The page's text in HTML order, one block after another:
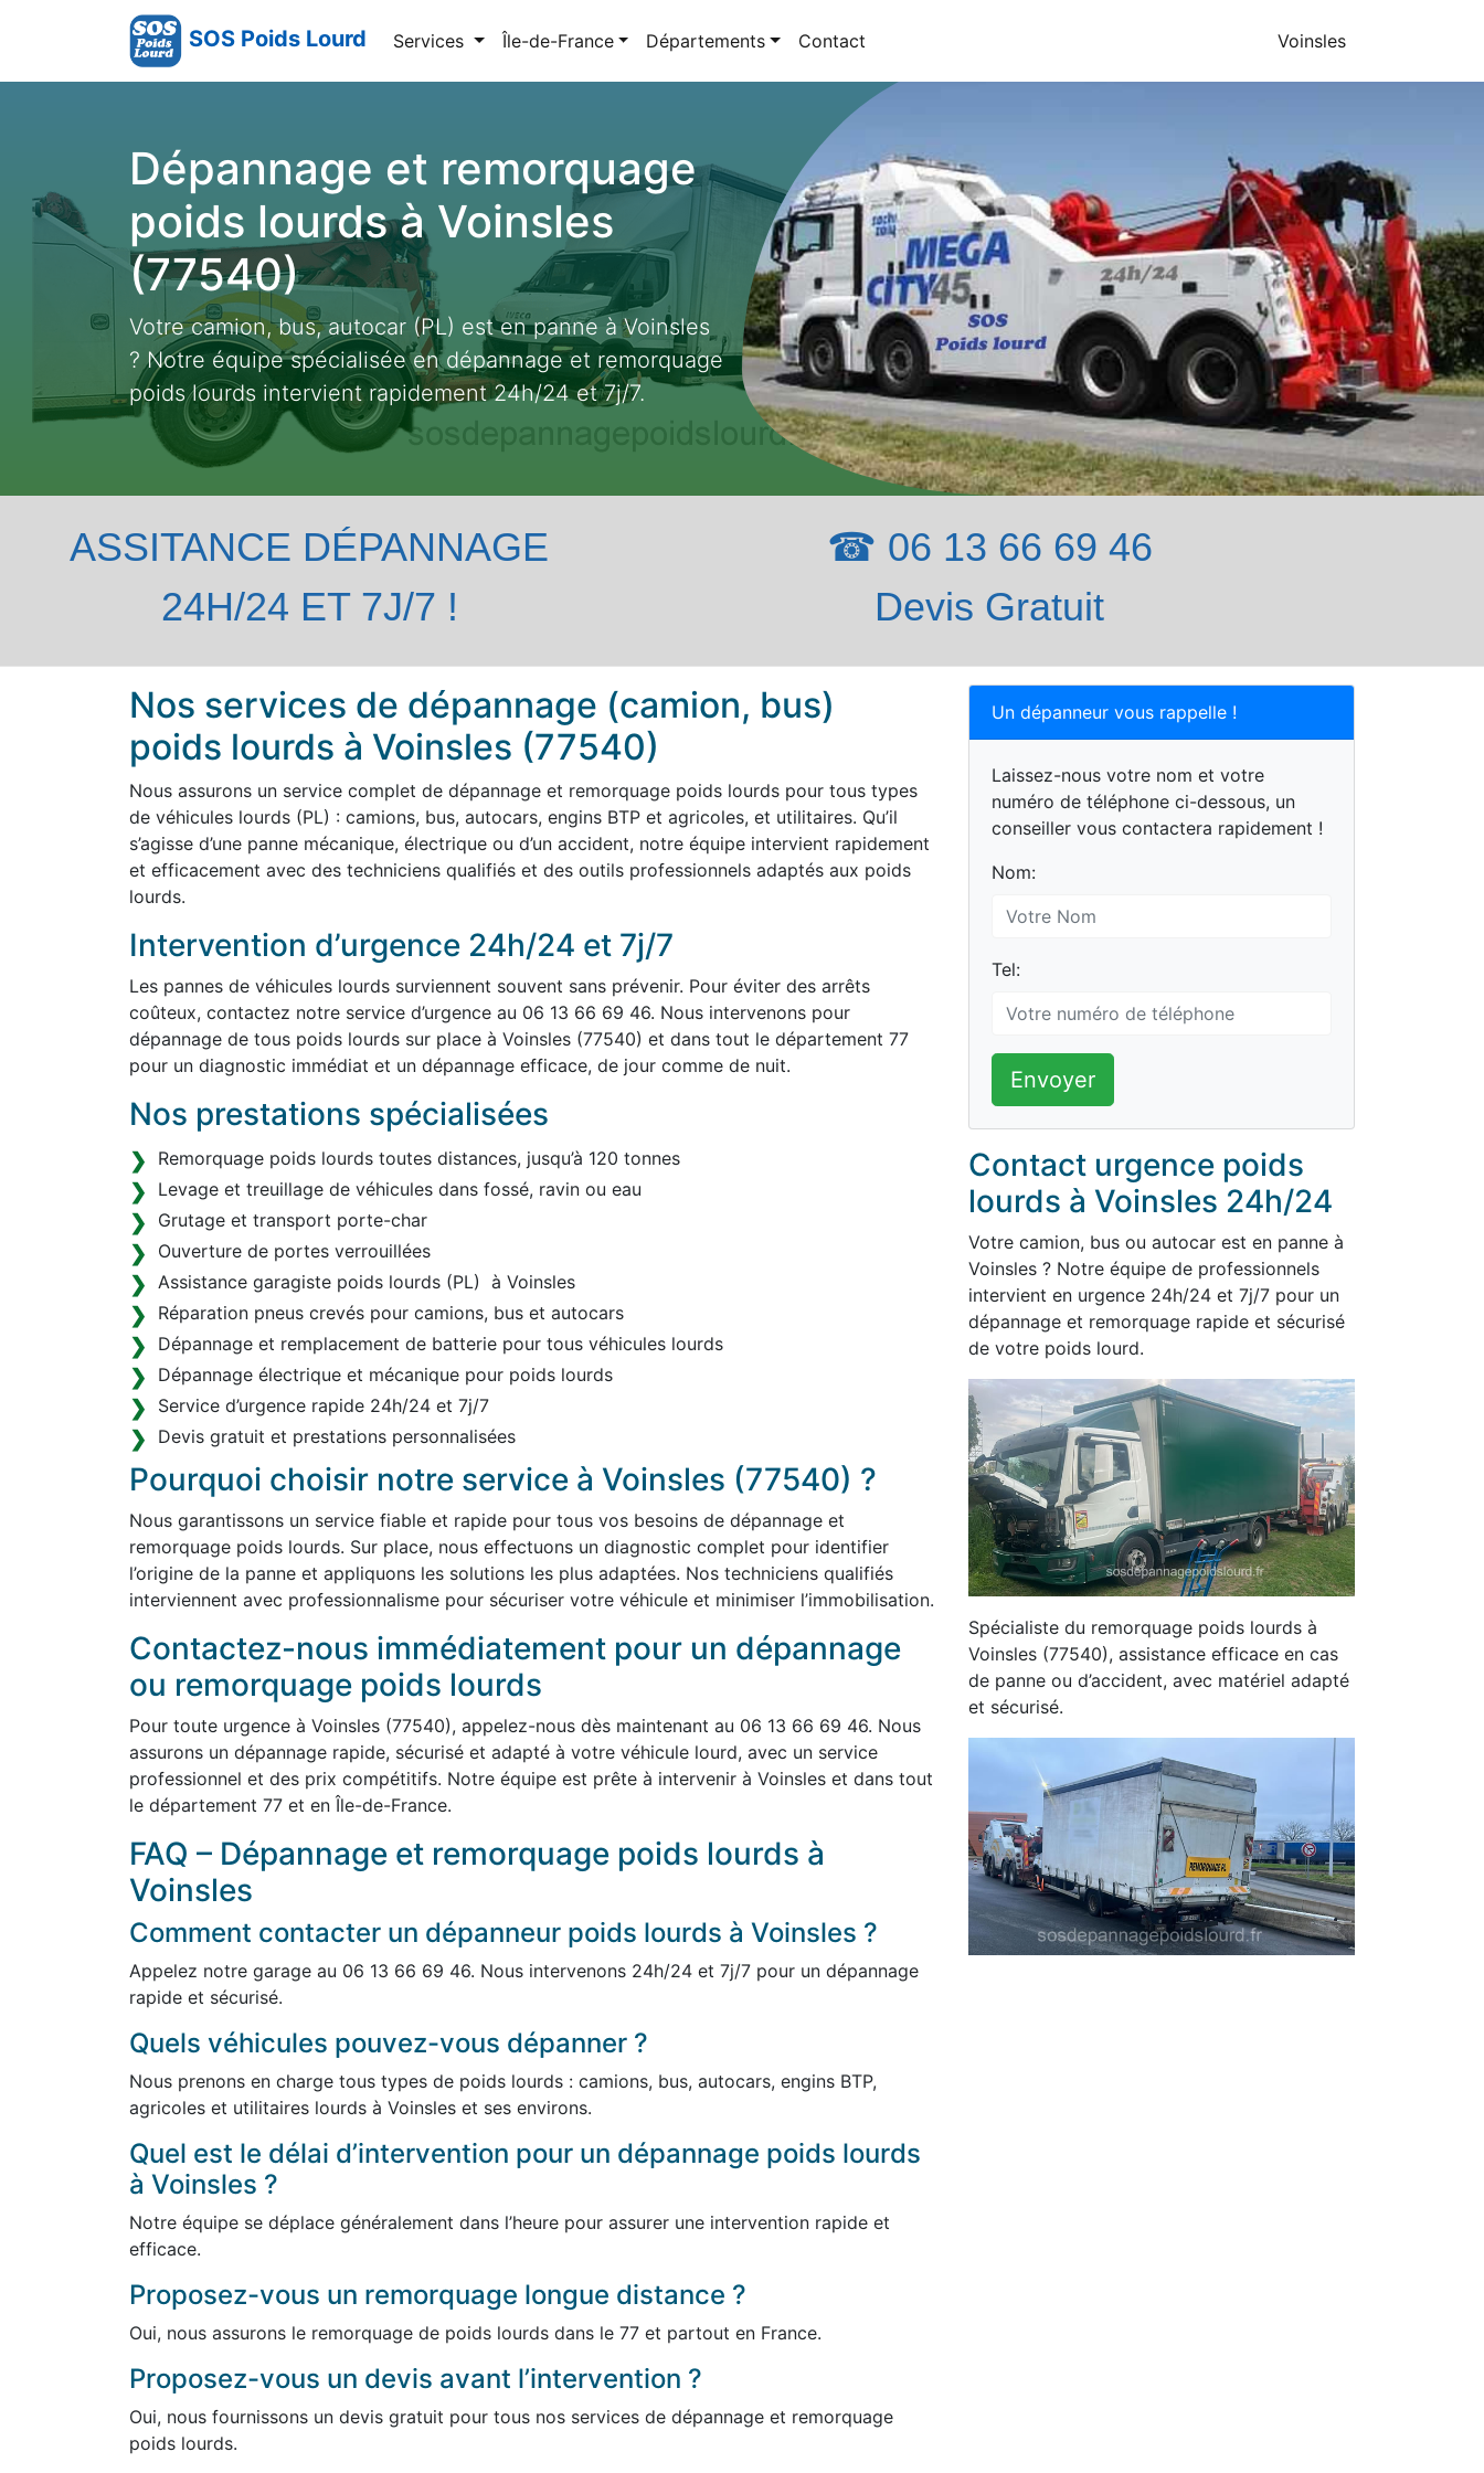
SOS Poids Lourd Services Île-de-France Départements Contact Voinsles
Dépannage et remorquage
poids lourds à Voinsles
(77540)
Votre camion, bus, autocar (PL) est en panne à Voinsles
? Notre équipe spécialisée en dépannage et remorquage
poids lourds intervient rapidement 24h/24 et 7j/7.
ASSITANCE DÉPANNAGE
24H/24 ET 7J/7 !
☎ 06 13 66 69 46
Devis Gratuit
Nos services de dépannage (camion, bus)
poids lourds à Voinsles (77540)
Nous assurons un service complet de dépannage et remorquage poids lourds pour tous types
de véhicules lourds (PL) : camions, bus, autocars, engins BTP et agricoles, et utilitaires. Qu’il
s’agisse d’une panne mécanique, électrique ou d’un accident, notre équipe intervient rapidement
et efficacement avec des techniciens qualifiés et des outils professionnels adaptés aux poids
lourds.
Intervention d’urgence 24h/24 et 7j/7
Les pannes de véhicules lourds surviennent souvent sans prévenir. Pour éviter des arrêts
coûteux, contactez notre service d’urgence au 06 13 66 69 46. Nous intervenons pour
dépannage de tous poids lourds sur place à Voinsles (77540) et dans tout le département 77
pour un diagnostic immédiat et un dépannage efficace, de jour comme de nuit.
Nos prestations spécialisées
Remorquage poids lourds toutes distances, jusqu’à 120 tonnes
Levage et treuillage de véhicules dans fossé, ravin ou eau
Grutage et transport porte-char
Ouverture de portes verrouillées
Assistance garagiste poids lourds (PL) à Voinsles
Réparation pneus crevés pour camions, bus et autocars
Dépannage et remplacement de batterie pour tous véhicules lourds
Dépannage électrique et mécanique pour poids lourds
Service d’urgence rapide 24h/24 et 7j/7
Devis gratuit et prestations personnalisées
Pourquoi choisir notre service à Voinsles (77540) ?
Nous garantissons un service fiable et rapide pour tous vos besoins de dépannage et
remorquage poids lourds. Sur place, nous effectuons un diagnostic complet pour identifier
l’origine de la panne et appliquons les solutions les plus adaptées. Nos techniciens qualifiés
interviennent avec professionnalisme pour sécuriser votre véhicule et minimiser l’immobilisation.
Contactez-nous immédiatement pour un dépannage
ou remorquage poids lourds
Pour toute urgence à Voinsles (77540), appelez-nous dès maintenant au 06 13 66 69 46. Nous
assurons un dépannage rapide, sécurisé et adapté à votre véhicule lourd, avec un service
professionnel et des prix compétitifs. Notre équipe est prête à intervenir à Voinsles et dans tout
le département 77 et en Île-de-France.
FAQ – Dépannage et remorquage poids lourds à
Voinsles
Comment contacter un dépanneur poids lourds à Voinsles ?
Appelez notre garage au 06 13 66 69 46. Nous intervenons 24h/24 et 7j/7 pour un dépannage
rapide et sécurisé.
Quels véhicules pouvez-vous dépanner ?
Nous prenons en charge tous types de poids lourds : camions, bus, autocars, engins BTP,
agricoles et utilitaires lourds à Voinsles et ses environs.
Quel est le délai d’intervention pour un dépannage poids lourds
à Voinsles ?
Notre équipe se déplace généralement dans l’heure pour assurer une intervention rapide et
efficace.
Proposez-vous un remorquage longue distance ?
Oui, nous assurons le remorquage de poids lourds dans le 77 et partout en France.
Proposez-vous un devis avant l’intervention ?
Oui, nous fournissons un devis gratuit pour tous nos services de dépannage et remorquage
poids lourds.
Un dépanneur vous rappelle !
Laissez-nous votre nom et votre
numéro de téléphone ci-dessous, un
conseiller vous contactera rapidement !
Nom:
Tel:
Envoyer
Contact urgence poids
lourds à Voinsles 24h/24
Votre camion, bus ou autocar est en panne à
Voinsles ? Notre équipe de professionnels
intervient en urgence 24h/24 et 7j/7 pour un
dépannage et remorquage rapide et sécurisé
de votre poids lourd.
Spécialiste du remorquage poids lourds à
Voinsles (77540), assistance efficace en cas
de panne ou d’accident, avec matériel adapté
et sécurisé.